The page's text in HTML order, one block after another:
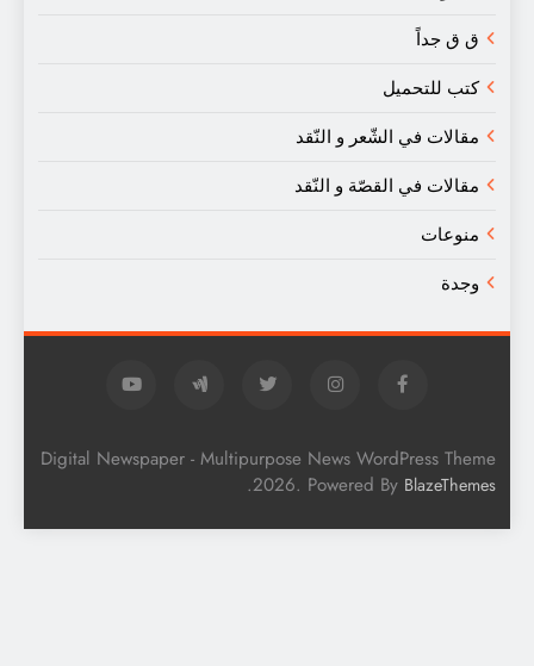
ق ق جداً
كتب للتحميل
مقالات في الشّعر و النّقد
مقالات في القصّة و النّقد
منوعات
وجدة
Digital Newspaper - Multipurpose News WordPress Theme
2026. Powered ByBlazeThemes
.